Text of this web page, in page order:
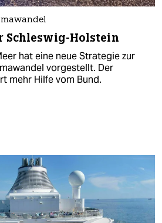
Schleswig-Holstein
hat eine neue Strategie zur
vorgestellt. Der
mehr Hilfe vom Bund.